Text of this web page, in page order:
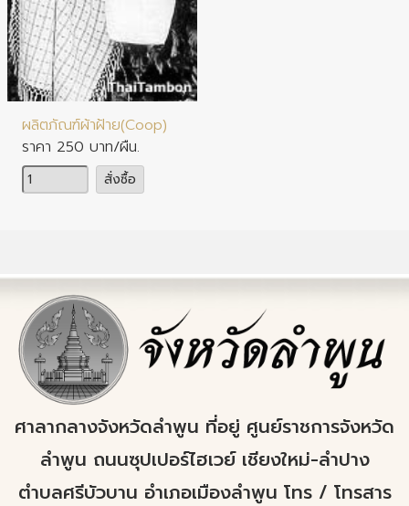
ประเภทสินค้า : ผ้า เครื่องแต่งกาย
ผลิตภัณฑ์ผ้าฝ้าย(Coop)
ราคา 250 บาท/ผืน.
จำนวน
สั่งซื้อ
ศาลากลางจังหวัดลำพูน ที่อยู่ ศูนย์ราชการจังหวัด
ลำพูน ถนนซุปเปอร์ไฮเวย์ เชียงใหม่-ลำปาง
ตำบลศรีบัวบาน อำเภอเมืองลำพูน โทร / โทรสาร